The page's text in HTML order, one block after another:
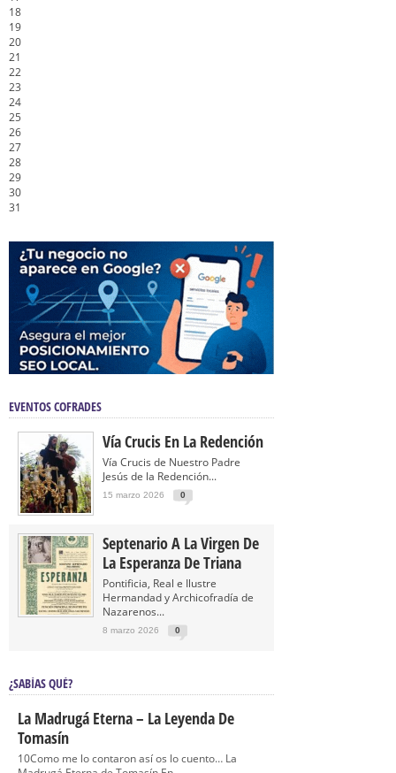
18
19
20
21
22
23
24
25
26
27
28
29
30
31
EVENTOS COFRADES
Vía Crucis En La Redención
Vía Crucis de Nuestro Padre
Jesús de la Redención...
15 marzo 2026 0
Septenario A La Virgen De
La Esperanza De Triana
Pontificia, Real e Ilustre
Hermandad y Archicofradía de
Nazarenos...
8 marzo 2026 0
¿SABÍAS QUÉ?
La Madrugá Eterna – La Leyenda De
Tomasín
10Como me lo contaron así os lo cuento… La